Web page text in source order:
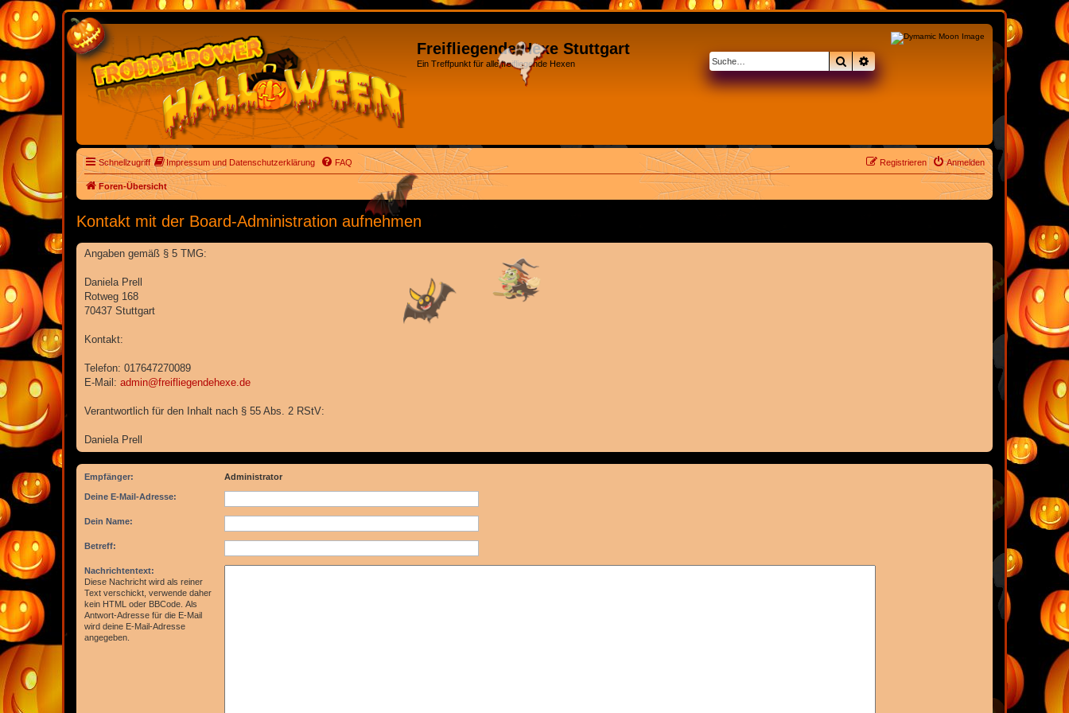
Freifliegende Hexe Stuttgart
Ein Treffpunkt für alle freifliegende Hexen SucheErweiterte Suche
Schnellzugriff Impressum und Datenschutzerklärung FAQ Anmelden
Registrieren
Foren-Übersicht
Kontakt mit der Board-Administration aufnehmen
Angaben gemäß § 5 TMG:
Daniela Prell
Rotweg 168
70437 Stuttgart
Kontakt:
Telefon: 017647270089
E-Mail: admin@freifliegendehexe.de
Verantwortlich für den Inhalt nach § 55 Abs. 2 RStV:
Daniela Prell
Empfänger: Administrator
Deine E-Mail-Adresse:
Dein Name:
Betreff:
Nachrichtentext:
Diese Nachricht wird als reiner
Text verschickt, verwende daher
kein HTML oder BBCode. Als
Antwort-Adresse für die E-Mail
wird deine E-Mail-Adresse
angegeben.